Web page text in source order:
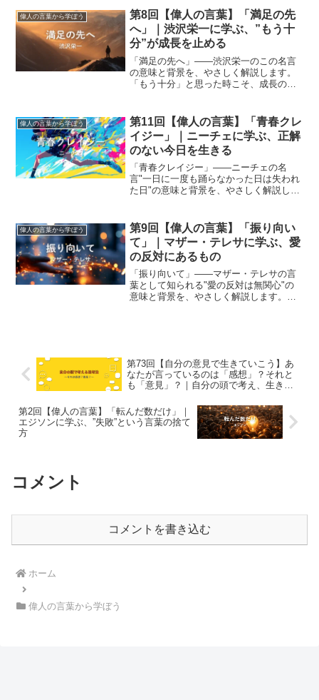
楽も紹介。
偉人の言葉から学ぼう
第8回【偉人の言葉】「満足の先
へ」｜渋沢栄一に学ぶ、”もう十
分”が成長を止める
「満足の先へ」——渋沢栄一のこの名言
の意味と背景を、やさしく解説します。
「もう十分」と思った時こそ、成長の分
偉人の言葉から学ぼう
第11回【偉人の言葉】「青春クレ
イジー」｜ニーチェに学ぶ、正解
のない今日を生きる
「青春クレイジー」——ニーチェの名
言"一日に一度も踊らなかった日は失われ
た日"の意味と背景を、やさしく解説しま
音楽も紹介。
偉人の言葉から学ぼう
第9回【偉人の言葉】「振り向い
て」｜マザー・テレサに学ぶ、愛
の反対にあるもの
「振り向いて」——マザー・テレサの言
葉として知られる"愛の反対は無関心"の
意味と背景を、やさしく解説します。憎
第73回【自分の意見で生きていこう】あ
なたが言っているのは「感想」？それと
も「意見」？｜自分の頭で考え、生きて
第2回【偉人の言葉】「転んだ数だけ」｜
エジソンに学ぶ、”失敗”という言葉の捨て
方
コメント
コメントを書き込む
ホーム
偉人の言葉から学ぼう